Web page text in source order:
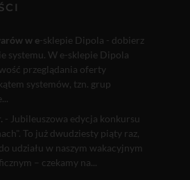
w e-sklepie Dipola - dobierz
systemu. W e-sklepie Dipola
przeglądania oferty
systemów, tzn. grup
- Jubileuszowa edycja konkursu
To już dwudziesty piąty raz,
udziału w naszym wakacyjnym
– czekamy na...